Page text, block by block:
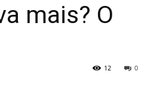
mais? O
0
12